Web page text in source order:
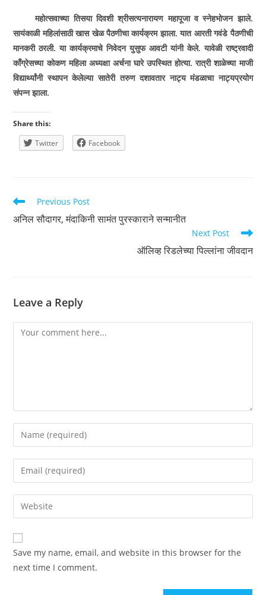
महोत्सवाच्या तिस­या दिवशी श्रीसत्यनारायण महापूजा व स्नेहभोजन झाले.
सायंकाळी महिलांसाठी खास खेळ पैठणीचा कार्यक्रम झाला. यात आरती गवंडे पैठणीची
मानकरी ठरली. या कार्यक्रमाचे निवेदन युसुफ आवटी यांनी केले. यावेळी राष्ट्रवादी
काँग्रेसच्या कोकण महिला अध्यक्षा अर्चना घारे उपस्थित होत्या. रात्री शाळेच्या माजी
विद्यार्थ्यांनी स्थापन केलेल्या सातेरी तरुण दशावतार नाट्य मंडळाचा नाट्यप्रयोग
संपन्न झाला.
Share this:
Twitter
Facebook
Read
more
articles
Previous Post
अनिल सौदागर, मंदाकिनी सामंत पुरस्काराने सन्मानीत
Next Post
ऑलिव्ह रिडलेच्या पिल्लांना जीवदान
Leave a Reply
Comment
Enter
your
name
comment
Enter
your
email
address
comment
Enter
your
website
URL
(optional)
Save my name, email, and website in this browser for the
next time I comment.